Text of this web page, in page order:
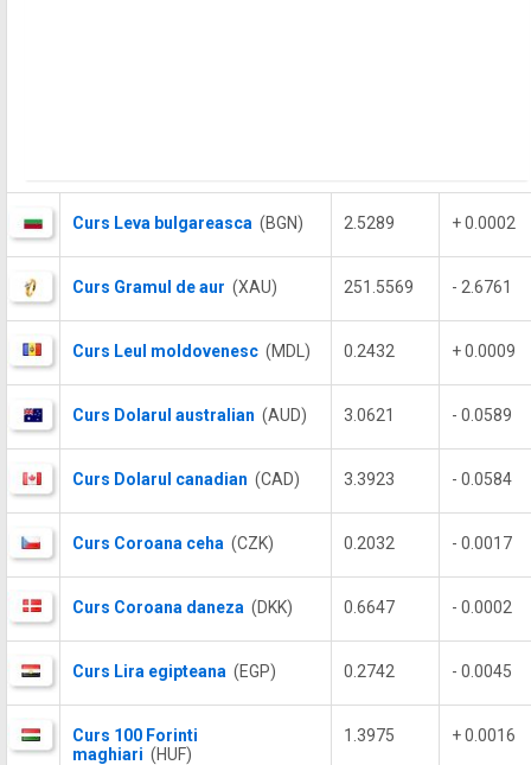
Curs Leva bulgareasca (BGN) 2.5289 + 0.0002
Curs Gramul de aur (XAU) 251.5569 - 2.6761
Curs Leul moldovenesc (MDL) 0.2432 + 0.0009
Curs Dolarul australian (AUD) 3.0621 - 0.0589
Curs Dolarul canadian (CAD) 3.3923 - 0.0584
Curs Coroana ceha (CZK) 0.2032 - 0.0017
Curs Coroana daneza (DKK) 0.6647 - 0.0002
Curs Lira egipteana (EGP) 0.2742 - 0.0045
Curs 100 Forinti
maghiari (HUF)
1.3975 + 0.0016